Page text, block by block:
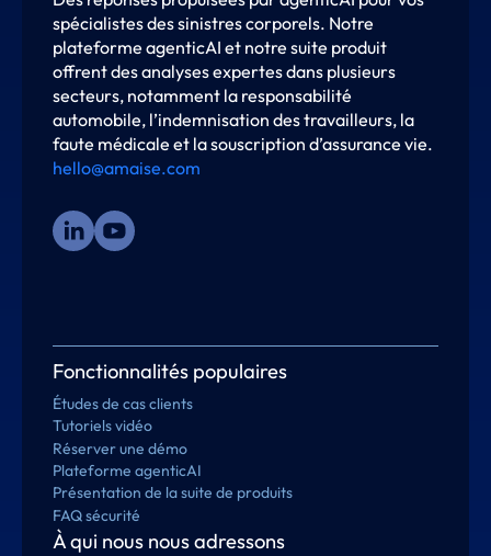
spécialistes des sinistres corporels. Notre
plateforme agenticAI et notre suite produit
offrent des analyses expertes dans plusieurs
secteurs, notamment la responsabilité
automobile, l’indemnisation des travailleurs, la
faute médicale et la souscription d’assurance vie.
hello@amaise.com
Fonctionnalités populaires
Études de cas clients
Tutoriels vidéo
Réserver une démo
Plateforme agenticAI
Présentation de la suite de produits
FAQ sécurité
À qui nous nous adressons